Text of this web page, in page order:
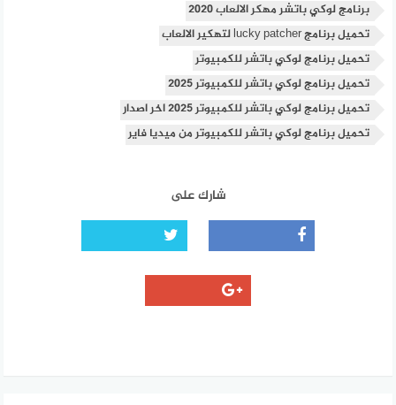
برنامج لوكي باتشر مهكر الالعاب 2020
تحميل برنامج lucky patcher لتهكير الالعاب
تحميل برنامج لوكي باتشر للكمبيوتر
تحميل برنامج لوكي باتشر للكمبيوتر 2025
تحميل برنامج لوكي باتشر للكمبيوتر 2025 اخر اصدار
تحميل برنامج لوكي باتشر للكمبيوتر من ميديا فاير
شارك على